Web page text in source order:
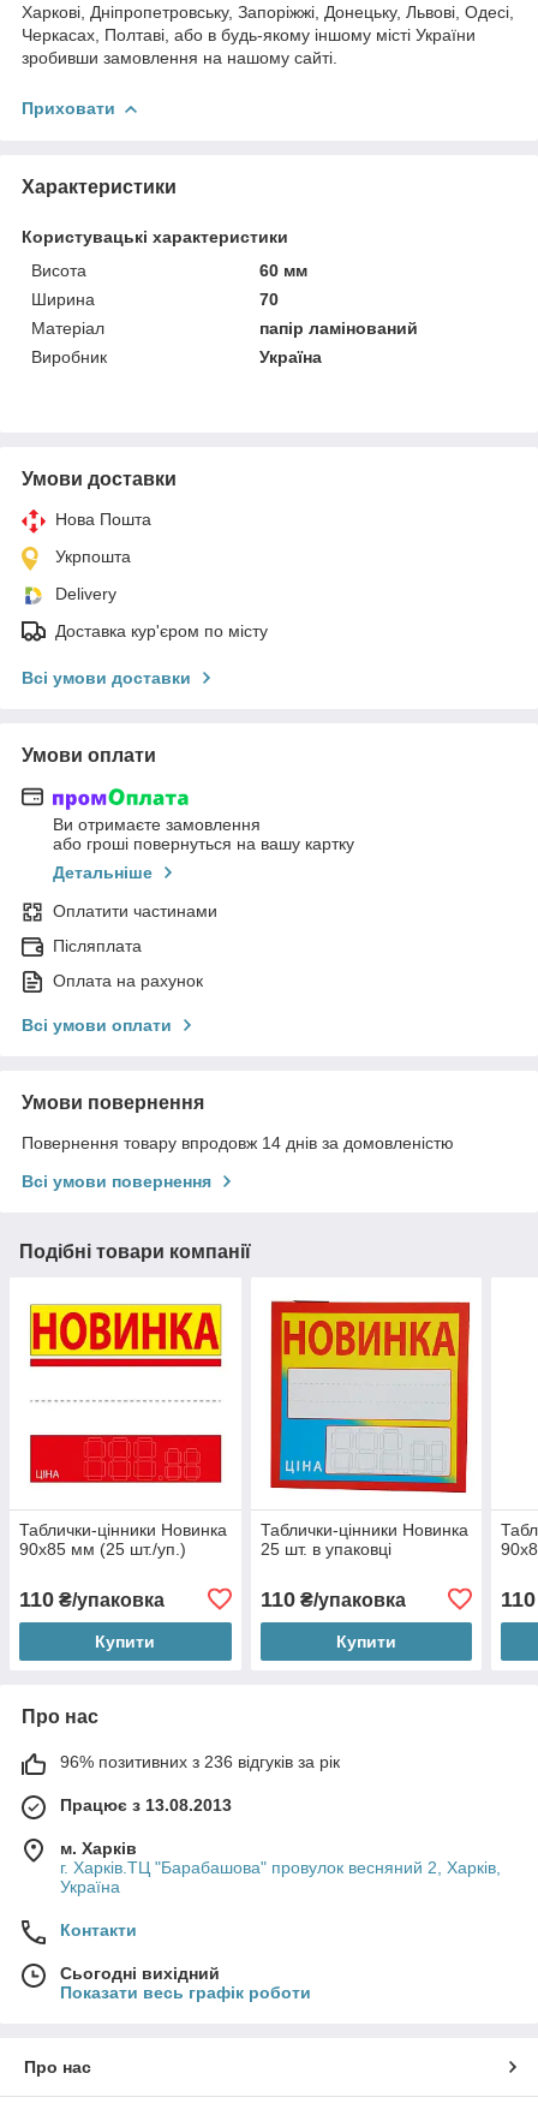
Харкові, Дніпропетровську, Запоріжжі, Донецьку, Львові, Одесі,
Черкасах, Полтаві, або в будь-якому іншому місті України
зробивши замовлення на нашому сайті.
Приховати
Характеристики
Користувацькі характеристики
Висота
60 мм
Ширина
70
Матеріал
папір ламінований
Виробник
Україна
Умови доставки
Нова Пошта
Укрпошта
Delivery
Доставка кур'єром по місту
Всі умови доставки
Умови оплати
Ви отримаєте замовлення
або гроші повернуться на вашу картку
Детальніше
Оплатити частинами
Післяплата
Оплата на рахунок
Всі умови оплати
Умови повернення
Повернення товару впродовж 14 днів за домовленістю
Всі умови повернення
Подібні товари компанії
Таблички-цінники Новинка
90х85 мм (25 шт./уп.)
110 ₴/упаковка
Купити
Таблички-цінники Новинка
25 шт. в упаковці
110₴/упаковка
Купити
110
Про нас
96% позитивних з 236 відгуків за рік
Працює з 13.08.2013
м. Харків
г. Харків.ТЦ "Барабашова" провулок весняний 2, Харків,
Україна
Контакти
Сьогодні вихідний
Показати весь графік роботи
Про нас